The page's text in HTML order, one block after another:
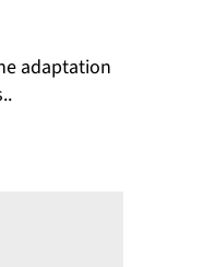
adaptation